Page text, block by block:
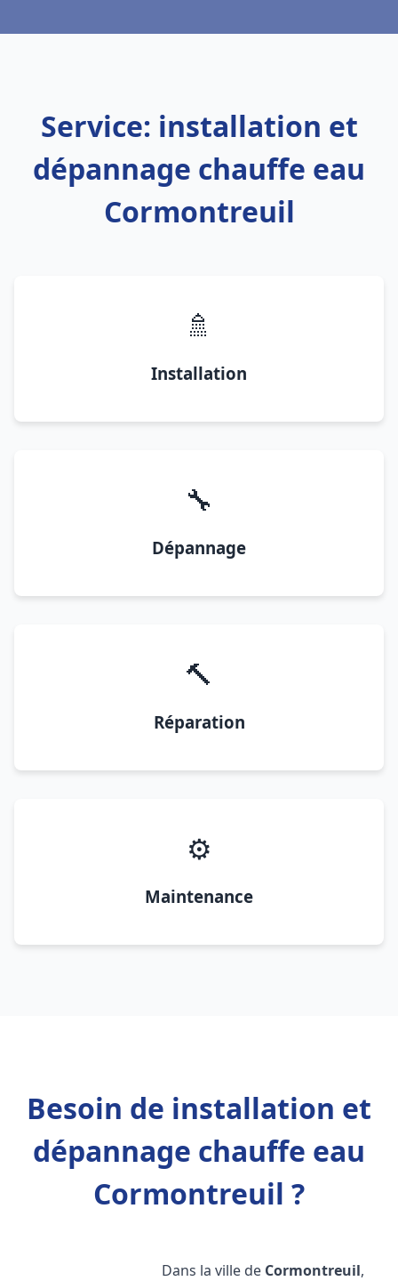
Service: installation et
dépannage chauffe eau
Cormontreuil
🚿
Installation
🔧
Dépannage
🔨
Réparation
⚙️
Maintenance
Besoin de installation et
dépannage chauffe eau
Cormontreuil ?
Dans la ville de Cormontreuil,